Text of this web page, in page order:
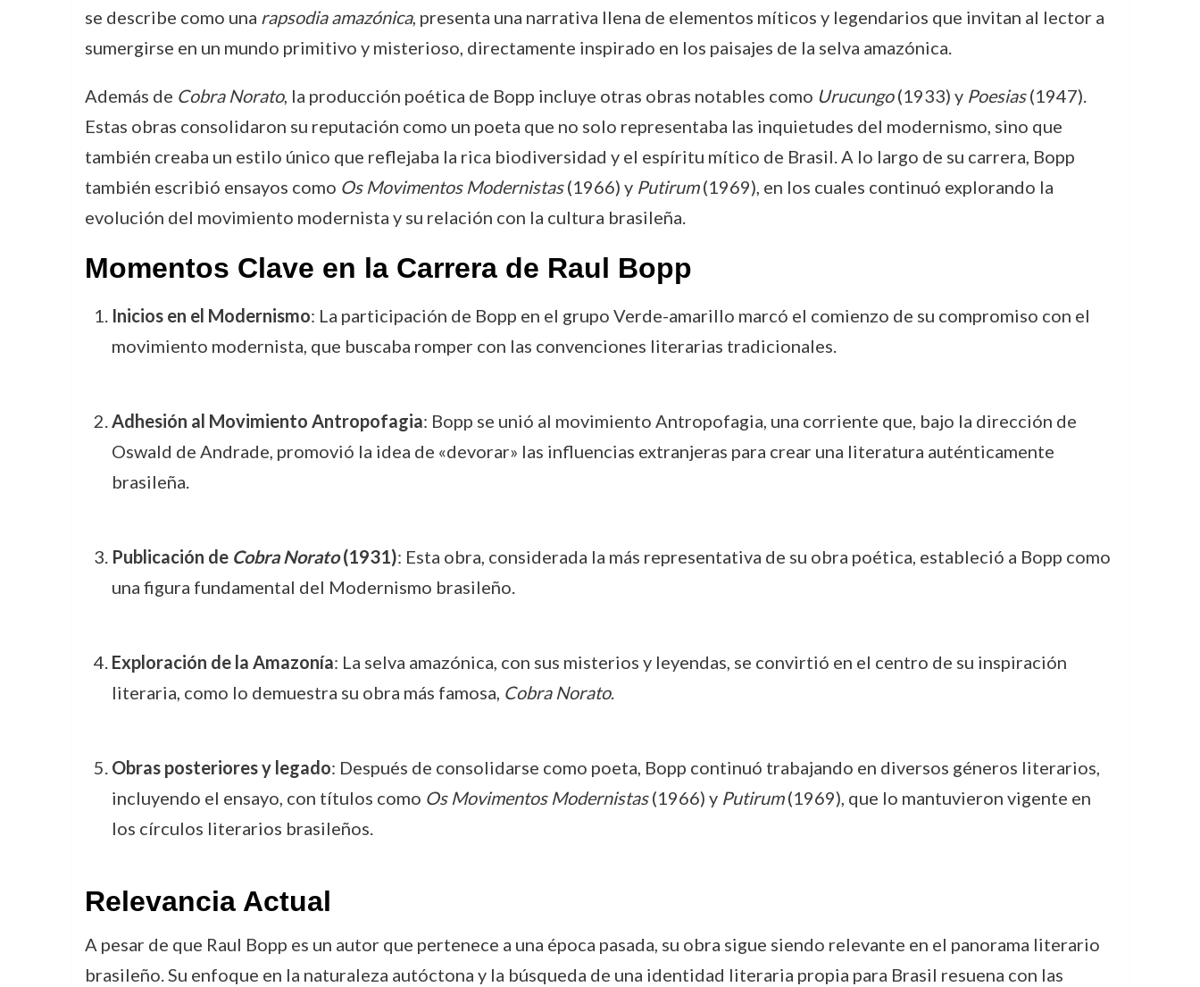
se describe como una rapsodia amazónica, presenta una narrativa llena de elementos míticos y legendarios que invitan al lector a
sumergirse en un mundo primitivo y misterioso, directamente inspirado en los paisajes de la selva amazónica.
Además de Cobra Norato, la producción poética de Bopp incluye otras obras notables como Urucungo(1933) y Poesias(1947).
Estas obras consolidaron su reputación como un poeta que no solo representaba las inquietudes del modernismo, sino que
también creaba un estilo único que reflejaba la rica biodiversidad y el espíritu mítico de Brasil. A lo largo de su carrera, Bopp
también escribió ensayos como Os Movimentos Modernistas(1966) y Putirum(1969), en los cuales continuó explorando la
evolución del movimiento modernista y su relación con la cultura brasileña.
Momentos Clave en la Carrera de Raul Bopp
Inicios en el Modernismo: La participación de Bopp en el grupo Verde-amarillo marcó el comienzo de su compromiso con el
movimiento modernista, que buscaba romper con las convenciones literarias tradicionales.
Adhesión al Movimiento Antropofagia: Bopp se unió al movimiento Antropofagia, una corriente que, bajo la dirección de
Oswald de Andrade, promovió la idea de «devorar» las influencias extranjeras para crear una literatura auténticamente
brasileña.
Publicación de Cobra Norato(1931): Esta obra, considerada la más representativa de su obra poética, estableció a Bopp como
una figura fundamental del Modernismo brasileño.
Exploración de la Amazonía: La selva amazónica, con sus misterios y leyendas, se convirtió en el centro de su inspiración
literaria, como lo demuestra su obra más famosa, Cobra Norato.
Obras posteriores y legado: Después de consolidarse como poeta, Bopp continuó trabajando en diversos géneros literarios,
incluyendo el ensayo, con títulos como Os Movimentos Modernistas(1966) y Putirum(1969), que lo mantuvieron vigente en
los círculos literarios brasileños.
Relevancia Actual
A pesar de que Raul Bopp es un autor que pertenece a una época pasada, su obra sigue siendo relevante en el panorama literario
brasileño. Su enfoque en la naturaleza autóctona y la búsqueda de una identidad literaria propia para Brasil resuena con las